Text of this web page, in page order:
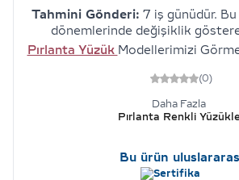
Tahmini Gönderi: 7 iş günüdür.
dönemlerinde değişiklik
Pırlanta Yüzük Modellerimizi
(0)
Daha Fazla
Pırlanta Renkli
Bu ürün